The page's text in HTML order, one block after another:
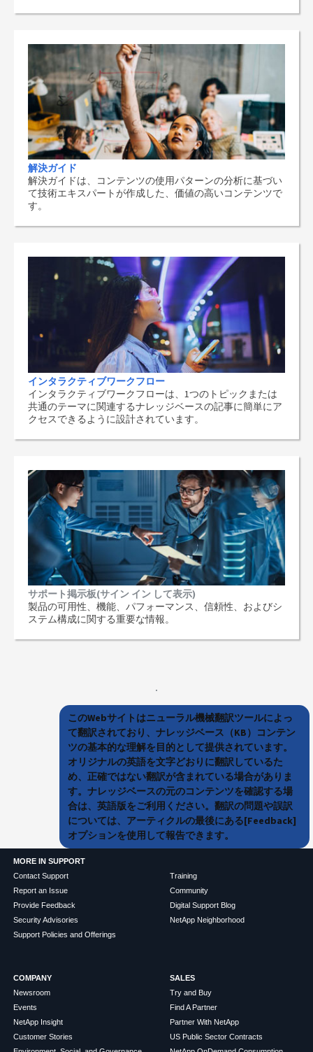
解決ガイド
解決ガイドは、コンテンツの使用パターンの分析に基づい
て技術エキスパートが作成した、価値の高いコンテンツで
す。
インタラクティブワークフロー
インタラクティブワークフローは、1つのトピックまたは
共通のテーマに関連するナレッジベースの記事に簡単にア
クセスできるように設計されています。
サポート掲示板(サイン イン して表示)
製品の可用性、機能、パフォーマンス、信頼性、およびシ
ステム構成に関する重要な情報。
このWebサイトはニューラル機械翻訳ツールによっ
て翻訳されており、ナレッジベース（KB）コンテン
ツの基本的な理解を目的として提供されています。
オリジナルの英語を文字どおりに翻訳しているた
め、正確ではない翻訳が含まれている場合がありま
す。ナレッジベースの元のコンテンツを確認する場
合は、英語版をご利用ください。翻訳の問題や誤訳
については、アーティクルの最後にある[Feedback]
オプションを使用して報告できます。
MORE IN SUPPORT
Contact Support
Report an Issue
Provide Feedback
Security Advisories
Support Policies and Offerings
Training
Community
Digital Support Blog
NetApp Neighborhood
COMPANY
Newsroom
Events
NetApp Insight
Customer Stories
SALES
Try and Buy
Find A Partner
Partner With NetApp
US Public Sector Contracts